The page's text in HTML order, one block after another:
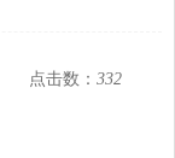
点击数： 332